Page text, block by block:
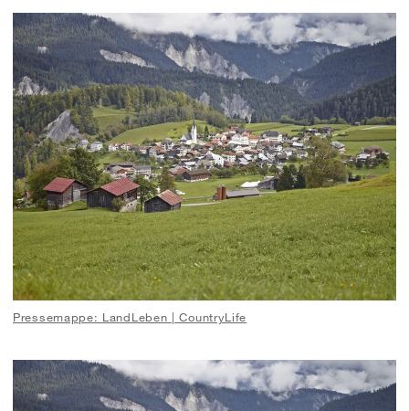
Pressemappe: LandLeben | CountryLife